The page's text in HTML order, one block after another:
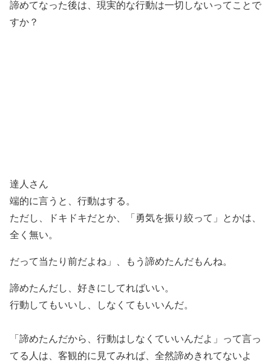
諦めてなった後は、現実的な行動は一切しないってことで
すか？
達人さん
端的に言うと、行動はする。
ただし、ドキドキだとか、「勇気を振り絞って」とかは、
全く無い。
だって当たり前だよね」、もう諦めたんだもんね。
諦めたんだし、好きにしてればいい。
行動してもいいし、しなくてもいいんだ。
「諦めたんだから、行動はしなくていいんだよ」って言っ
てる人は、客観的に見てみれば、全然諦めきれてないよ